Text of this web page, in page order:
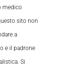
medico
sito non
a
e il padrone
Si